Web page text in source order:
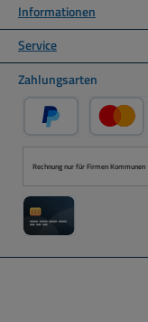
Informationen
Service
Zahlungsarten
PayPal
Rechnung nur für Firmen Kommunen